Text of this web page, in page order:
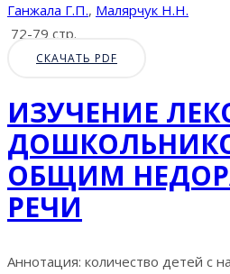
Ганжала Г.П., Малярчук Н.Н.
72-79 стр.
СКАЧАТЬ PDF
ИЗУЧЕНИЕ
ОБЩИМ
РЕЧИ
Аннотация: количество детей с